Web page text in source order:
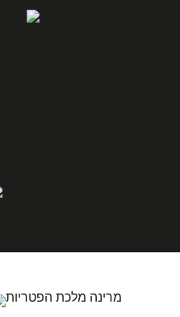
מרינה מלכת הפטריות